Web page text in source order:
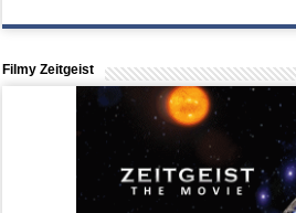
Filmy Zeitgeist